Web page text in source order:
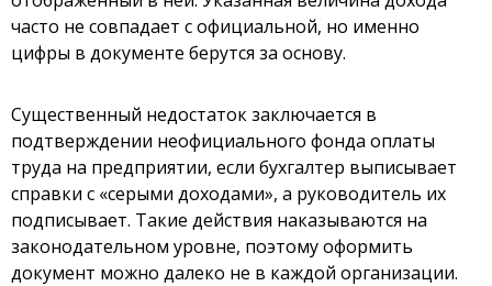
часто не совпадает с официальной, но именно
цифры в документе берутся за основу.
Существенный недостаток заключается в
подтверждении неофициального фонда оплаты
труда на предприятии, если бухгалтер выписывает
справки с «серыми доходами», а руководитель их
подписывает. Такие действия наказываются на
законодательном уровне, поэтому оформить
документ можно далеко не в каждой организации.